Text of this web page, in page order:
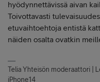
hyödynnettävissä aivan
Toivottavasti
etuvaihtoehtoja entistä
näiden osalta ovatkin
Telia Yhteisön moderaattori |
iPhone14